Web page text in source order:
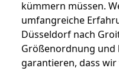
kümmern müssen.
umfangreiche
Düsseldorf nach
Größenordnung
garantieren, dass